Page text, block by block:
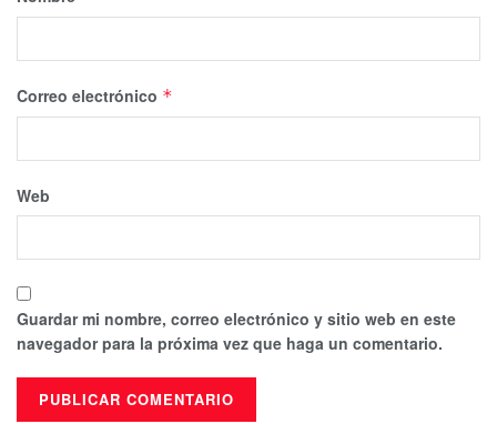
Correo electrónico *
Web
Guardar mi nombre, correo electrónico y sitio web en este
navegador para la próxima vez que haga un comentario.